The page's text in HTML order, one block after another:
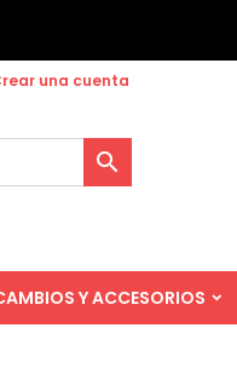
una cuenta

Y ACCESORIOS